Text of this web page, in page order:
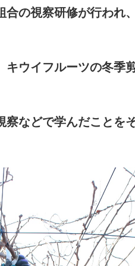
の視察研修が行われ
ウイフルーツの冬季
などで学んだことを